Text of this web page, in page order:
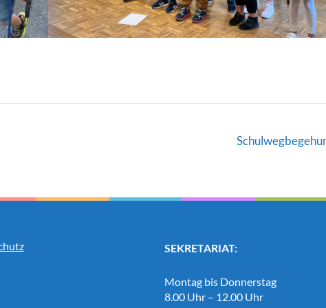
SEKRETARIAT:
Montag bis Donnerstag
8.00 Uhr – 12.00 Uhr